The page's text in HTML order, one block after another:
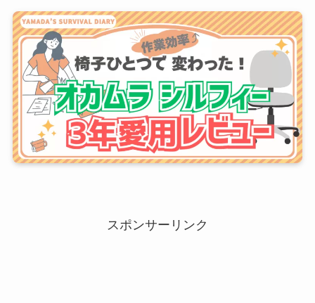
スポンサーリンク